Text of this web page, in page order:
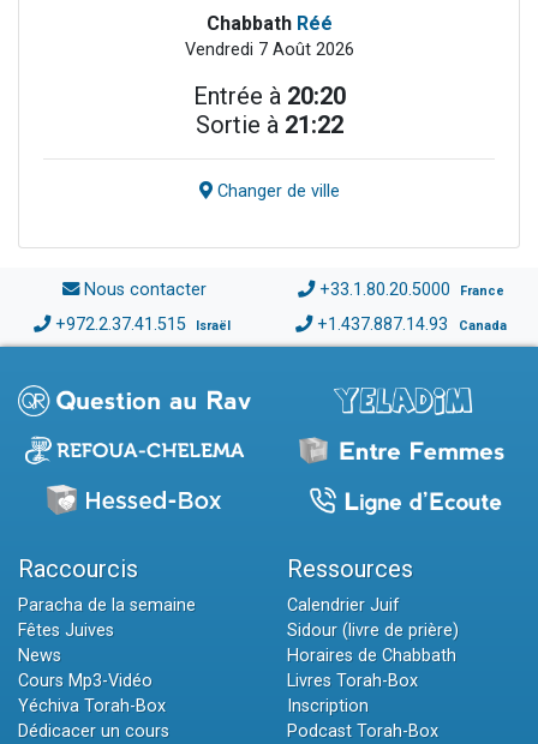
Chabbath Réé
Vendredi 7 Août 2026
Entrée à 20:20
Sortie à 21:22
Changer de ville
Nous contacter +33.1.80.20.5000 France
+972.2.37.41.515 Israël +1.437.887.14.93 Canada
Raccourcis
Paracha de la semaine
Fêtes Juives
News
Cours Mp3-Vidéo
Yéchiva Torah-Box
Dédicacer un cours
Ressources
Calendrier Juif
Sidour (livre de prière)
Horaires de Chabbath
Livres Torah-Box
Inscription
Podcast Torah-Box